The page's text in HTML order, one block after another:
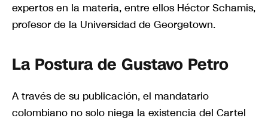
expertos en la materia, entre ellos Héctor Schamis,
profesor de la Universidad de Georgetown.
La Postura de Gustavo Petro
A través de su publicación, el mandatario
colombiano no solo niega la existencia del Cartel